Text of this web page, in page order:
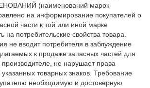
(наименований марок
на информирование покупателей о
части к той или иной марке
на потребительские свойства товара.
не вводит потребителя в заблуждение
к продаже запасных частей для
не нарушает права
товарных знаков. Требование
необходимую и достоверную